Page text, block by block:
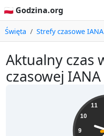
🇵🇱 Godzina.org
Święta Strefy czasowe IANA
Aktualny czas
czasowej
9
10
11